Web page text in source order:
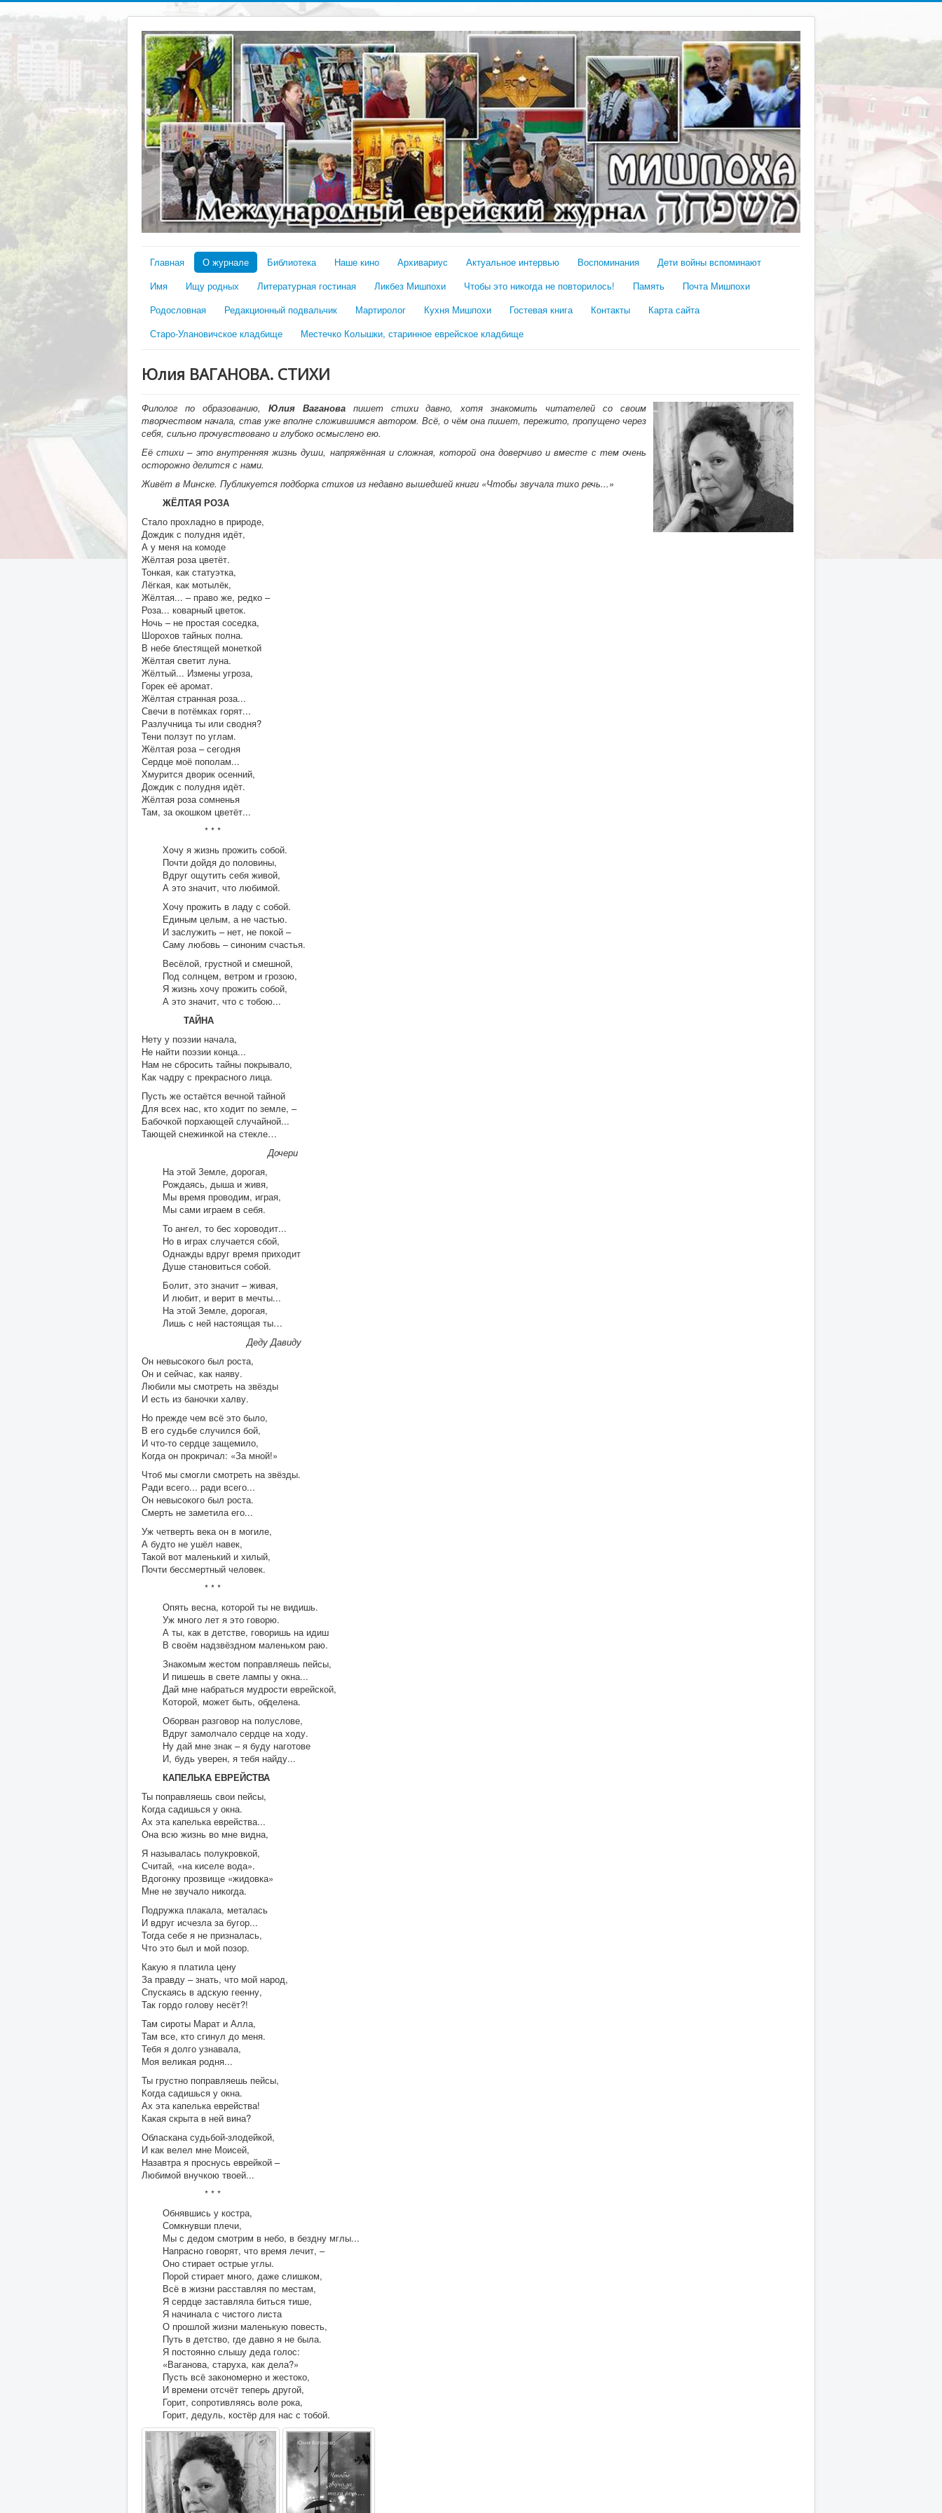
Главная О журнале Библиотека Наше кино Архивариус Актуальное интервью Воспоминания
Дети войны вспоминают
Имя
Ищу родных Литературная гостиная Ликбез Мишпохи Чтобы это никогда не повторилось! Память
Почта Мишпохи
Родословная
Редакционный подвальчик Мартиролог Кухня Мишпохи Гостевая книга Контакты
Карта сайта
Старо-Улановичское кладбище
Местечко Колышки, старинное еврейское кладбище
Юлия ВАГАНОВА. СТИХИ
Филолог по образованию, Юлия Вагановапишет стихи давно, хотя знакомить читателей со своим
творчеством начала, став уже вполне сложившимся автором. Всё, о чём она пишет, пережито, пропущено через
себя, сильно прочувствовано и глубоко осмыслено ею.
Её стихи – это внутренняя жизнь души, напряжённая и сложная, которой она доверчиво и вместе с тем очень
осторожно делится с нами.
Живёт в Минске. Публикуется подборка стихов из недавно вышедшей книги «Чтобы звучала тихо речь...»
ЖЁЛТАЯ РОЗА
Стало прохладно в природе,
Дождик с полудня идёт,
А у меня на комоде
Жёлтая роза цветёт.
Тонкая, как статуэтка,
Лёгкая, как мотылёк,
Жёлтая... – право же, редко –
Роза... коварный цветок.
Ночь – не простая соседка,
Шорохов тайных полна.
В небе блестящей монеткой
Жёлтая светит луна.
Жёлтый... Измены угроза,
Горек её аромат.
Жёлтая странная роза...
Свечи в потёмках горят...
Разлучница ты или сводня?
Тени ползут по углам.
Жёлтая роза – сегодня
Сердце моё пополам...
Хмурится дворик осенний,
Дождик с полудня идёт.
Жёлтая роза сомненья
Там, за окошком цветёт...
* * *
Хочу я жизнь прожить собой.
Почти дойдя до половины,
Вдруг ощутить себя живой,
А это значит, что любимой.
Хочу прожить в ладу с собой.
Единым целым, а не частью.
И заслужить – нет, не покой –
Саму любовь – синоним счастья.
Весёлой, грустной и смешной,
Под солнцем, ветром и грозою,
Я жизнь хочу прожить собой,
А это значит, что с тобою...
ТАЙНА
Нету у поэзии начала,
Не найти поэзии конца...
Нам не сбросить тайны покрывало,
Как чадру с прекрасного лица.
Пусть же остаётся вечной тайной
Для всех нас, кто ходит по земле, –
Бабочкой порхающей случайной...
Тающей снежинкой на стекле…
Дочери
На этой Земле, дорогая,
Рождаясь, дыша и живя,
Мы время проводим, играя,
Мы сами играем в себя.
То ангел, то бес хороводит...
Но в играх случается сбой,
Однажды вдруг время приходит
Душе становиться собой.
Болит, это значит – живая,
И любит, и верит в мечты...
На этой Земле, дорогая,
Лишь с ней настоящая ты…
Деду Давиду
Он невысокого был роста,
Он и сейчас, как наяву.
Любили мы смотреть на звёзды
И есть из баночки халву.
Но прежде чем всё это было,
В его судьбе случился бой,
И что-то сердце защемило,
Когда он прокричал: «За мной!»
Чтоб мы смогли смотреть на звёзды.
Ради всего... ради всего...
Он невысокого был роста.
Смерть не заметила его...
Уж четверть века он в могиле,
А будто не ушёл навек,
Такой вот маленький и хилый,
Почти бессмертный человек.
* * *
Опять весна, которой ты не видишь.
Уж много лет я это говорю.
А ты, как в детстве, говоришь на идиш
В своём надзвёздном маленьком раю.
Знакомым жестом поправляешь пейсы,
И пишешь в свете лампы у окна...
Дай мне набраться мудрости еврейской,
Которой, может быть, обделена.
Оборван разговор на полуслове,
Вдруг замолчало сердце на ходу.
Ну дай мне знак – я буду наготове
И, будь уверен, я тебя найду...
КАПЕЛЬКА ЕВРЕЙСТВА
Ты поправляешь свои пейсы,
Когда садишься у окна.
Ах эта капелька еврейства...
Она всю жизнь во мне видна,
Я называлась полукровкой,
Считай, «на киселе вода».
Вдогонку прозвище «жидовка»
Мне не звучало никогда.
Подружка плакала, металась
И вдруг исчезла за бугор...
Тогда себе я не призналась,
Что это был и мой позор.
Какую я платила цену
За правду – знать, что мой народ,
Спускаясь в адскую геенну,
Так гордо голову несёт?!
Там сироты Марат и Алла,
Там все, кто сгинул до меня.
Тебя я долго узнавала,
Моя великая родня...
Ты грустно поправляешь пейсы,
Когда садишься у окна.
Ах эта капелька еврейства!
Какая скрыта в ней вина?
Обласкана судьбой-злодейкой,
И как велел мне Моисей,
Назавтра я проснусь еврейкой –
Любимой внучкою твоей...
* * *
Обнявшись у костра,
Сомкнувши плечи,
Мы с дедом смотрим в небо, в бездну мглы...
Напрасно говорят, что время лечит, –
Оно стирает острые углы.
Порой стирает много, даже слишком,
Всё в жизни расставляя по местам,
Я сердце заставляла биться тише,
Я начинала с чистого листа
О прошлой жизни маленькую повесть,
Путь в детство, где давно я не была.
Я постоянно слышу деда голос:
«Ваганова, старуха, как дела?»
Пусть всё закономерно и жестоко,
И времени отсчёт теперь другой,
Горит, сопротивляясь воле рока,
Горит, дедуль, костёр для нас с тобой.